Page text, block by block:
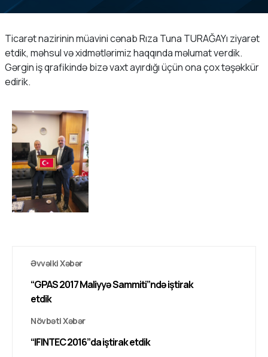
Ticarət nazirinin müavini cənab Rıza Tuna TURAĞAYı ziyarət
etdik, məhsul və xidmətlərimiz haqqında məlumat verdik.
Gərgin iş qrafikində bizə vaxt ayırdığı üçün ona çox təşəkkür
edirik.
Əvvəlki Xəbər
“GPAS 2017 Maliyyə Sammiti”ndə iştirak
etdik
Növbəti Xəbər
“IFINTEC 2016”da iştirak etdik